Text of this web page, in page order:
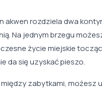
akwen rozdziela dwa
Na jednym brzegu
życie miejskie
da się uzyskać pieszo.
zabytkami, możesz